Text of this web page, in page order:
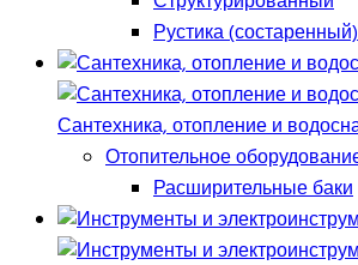
Рустика (состаренный)
Сантехника, отопление и
Отопительное
Расширительные баки